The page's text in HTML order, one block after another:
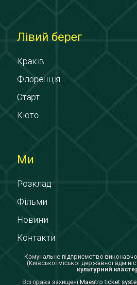
Лівий берег
Краків
Флоренція
Старт
Кіото
Ми
Розклад
Фільми
Новини
Контакти
Комунальне підприємство
(Київської міської державної
культурний
Всi права захищенi Maestro ticket